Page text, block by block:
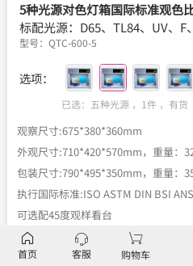
5种光源对色灯箱国际标准观色
标配光源：D65、TL84、UV、F
型号： QTC-600-5
选项：
已选：五种光源 ，1件 ， 有货
观察尺寸:675*380*360mm
外观尺寸:710*420*570mm，重量：
包装尺寸:790*495*350mm，重量：
执行国际标准:ISO ASTM DIN BSI
可选配45度观样看台
描述 产品优点 产品应用
首页 客服 购物车